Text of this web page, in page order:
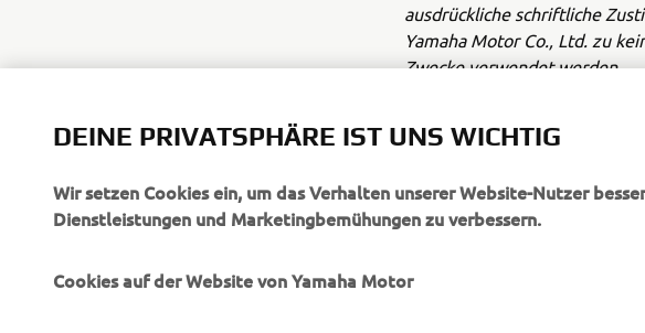
ausdrückliche schriftliche
Yamaha Motor Co., Ltd. zu
Zwecke verwendet werden.
DEINE PRIVATSPHÄRE IST UNS WICHTIG
Wir setzen Cookies ein, um das Verhalten unserer Website-Nutzer
Dienstleistungen und Marketingbemühungen zu verbessern.
Cookies auf der Website von Yamaha Motor